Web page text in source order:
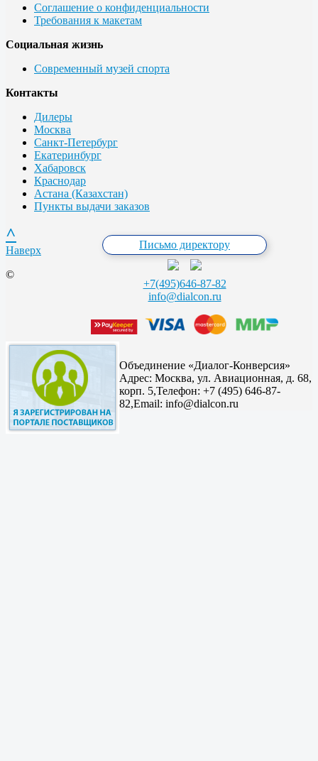
Соглашение о конфиденциальности
Требования к макетам
Социальная жизнь
Современный музей спорта
Контакты
Дилеры
Москва
Санкт-Петербург
Екатеринбург
Хабаровск
Краснодар
Астана (Казахстан)
Пункты выдачи заказов
Письмо директору
+7(495)646-87-82
info@dialcon.ru
^
Наверх
©
Объединение «Диалог-Конверсия»
Адрес: Москва, ул. Авиационная, д. 68,
корп. 5,Телефон: +7 (495) 646-87-
82,Email: info@dialcon.ru